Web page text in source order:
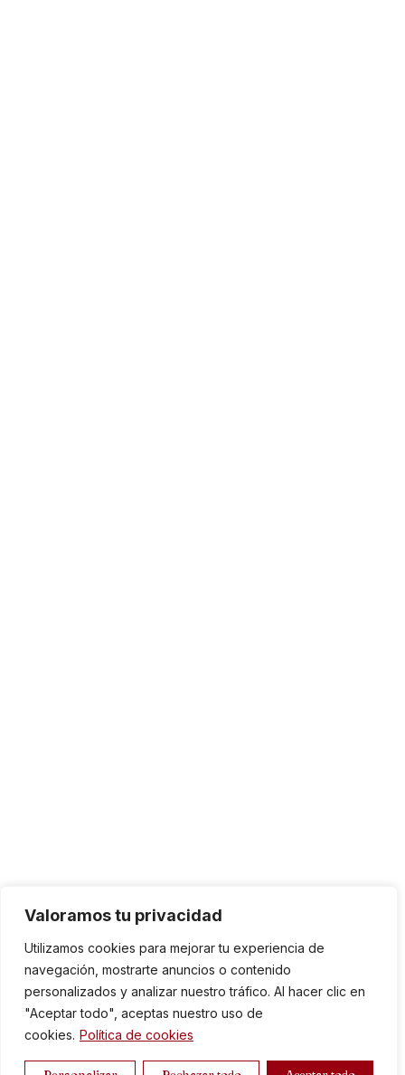
Valoramos tu privacidad
Utilizamos cookies para mejorar tu experiencia de
navegación, mostrarte anuncios o contenido
personalizados y analizar nuestro tráfico. Al hacer clic en
"Aceptar todo", aceptas nuestro uso de
cookies. Política de cookies